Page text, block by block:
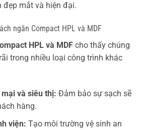
đẹp mắt và hiện đại.
ngăn Compact HPL và MDF
HPL và MDF cho thấy chúng
trong nhiều loại công trình khác
và siêu thị: Đảm bảo sự sạch sẽ
hàng.
viện: Tạo môi trường vệ sinh an